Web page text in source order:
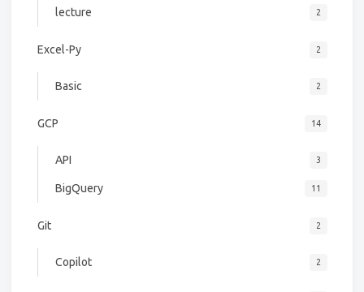
lecture 2
Excel-Py 2
Basic 2
GCP 14
API 3
BigQuery 11
Git 2
Copilot 2